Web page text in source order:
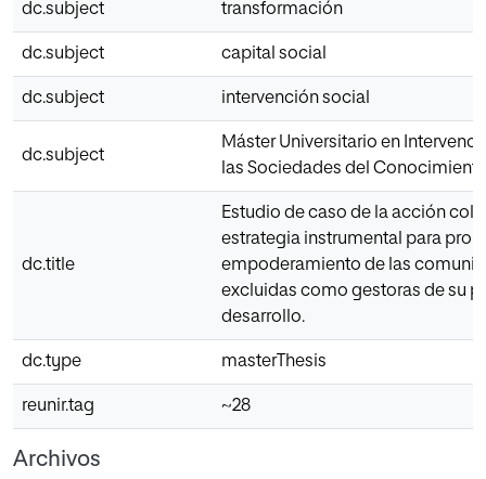
dc.subject transformación
dc.subject capital social
dc.subject intervención social
dc.subject
Máster Universitario en
las Sociedades del
dc.title
Estudio de caso de la acción
estrategia instrumental para
empoderamiento de las
excluidas como gestoras de su
desarrollo.
dc.type masterThesis
reunir.tag ~28
Archivos